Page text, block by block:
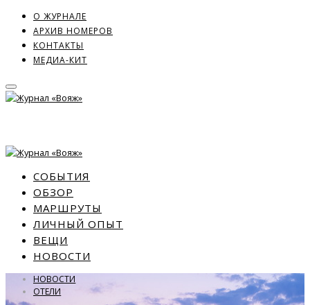
О ЖУРНАЛЕ
АРХИВ НОМЕРОВ
КОНТАКТЫ
МЕДИА-КИТ
СОБЫТИЯ
ОБЗОР
МАРШРУТЫ
ЛИЧНЫЙ ОПЫТ
ВЕЩИ
НОВОСТИ
НОВОСТИ
ОТЕЛИ